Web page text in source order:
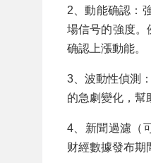
2、動能确認：
場信号的強度。
确認上漲動能。
3、波動性偵測
的急劇變化，幫
4、新聞過濾（
财經數據發布期